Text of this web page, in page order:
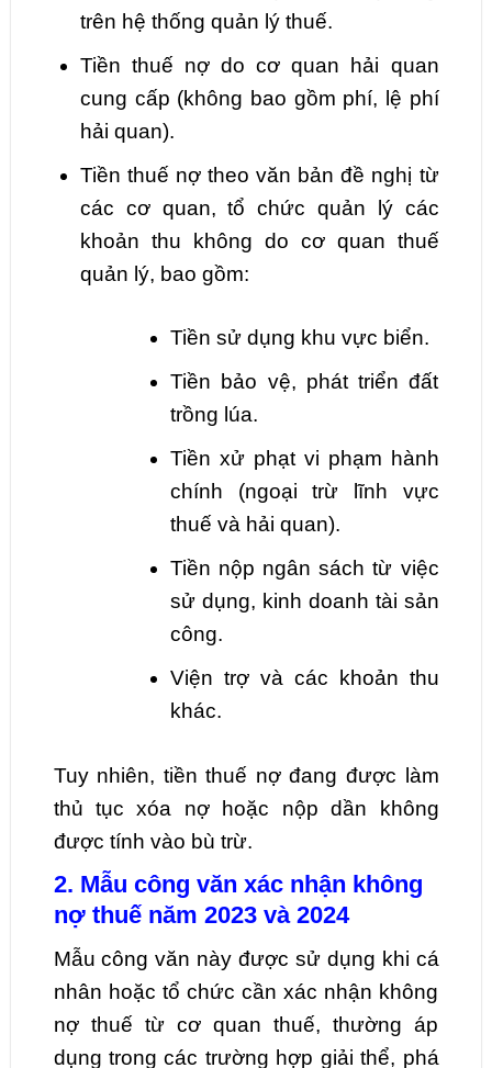
trên hệ thống quản lý thuế.
Tiền thuế nợ do cơ quan hải quan
cung cấp (không bao gồm phí, lệ phí
hải quan).
Tiền thuế nợ theo văn bản đề nghị từ
các cơ quan, tổ chức quản lý các
khoản thu không do cơ quan thuế
quản lý, bao gồm:
Tiền sử dụng khu vực biển.
Tiền bảo vệ, phát triển đất
trồng lúa.
Tiền xử phạt vi phạm hành
chính (ngoại trừ lĩnh vực
thuế và hải quan).
Tiền nộp ngân sách từ việc
sử dụng, kinh doanh tài sản
công.
Viện trợ và các khoản thu
khác.
Tuy nhiên, tiền thuế nợ đang được làm
thủ tục xóa nợ hoặc nộp dần không
được tính vào bù trừ.
2. Mẫu công văn xác nhận không
nợ thuế năm 2023 và 2024
Mẫu công văn này được sử dụng khi cá
nhân hoặc tổ chức cần xác nhận không
nợ thuế từ cơ quan thuế, thường áp
dụng trong các trường hợp giải thể, phá